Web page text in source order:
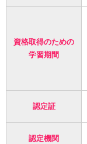
資格取得のための
学習期間
認定証
認定機関